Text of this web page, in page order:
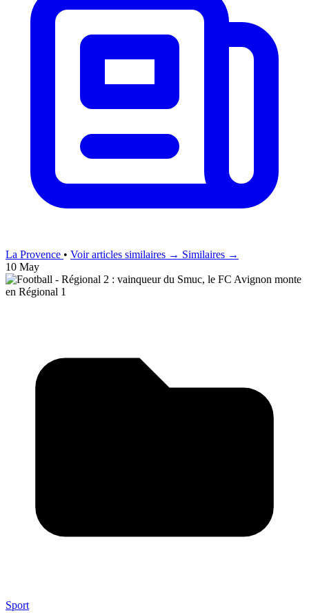
La Provence • Voir articles similaires → Similaires →
10 May
Sport